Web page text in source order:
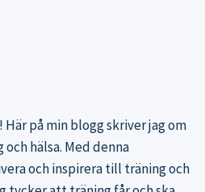
på min blogg skriver jag om
hälsa. Med denna
och inspirera till träning och